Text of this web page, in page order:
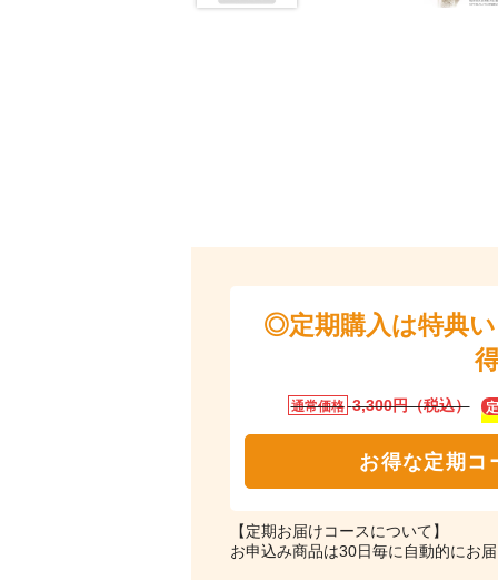
◎定期購入は特典
通常価格 3,300円（税込）
お得な定期コ
【定期お届けコースについて】
お申込み商品は30日毎に自動的にお